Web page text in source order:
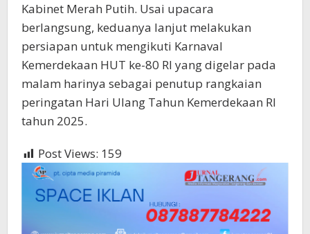
Kabinet Merah Putih. Usai upacara
berlangsung, keduanya lanjut melakukan
persiapan untuk mengikuti Karnaval
Kemerdekaan HUT ke-80 RI yang digelar pada
malam harinya sebagai penutup rangkaian
peringatan Hari Ulang Tahun Kemerdekaan RI
tahun 2025.
Post Views: 159